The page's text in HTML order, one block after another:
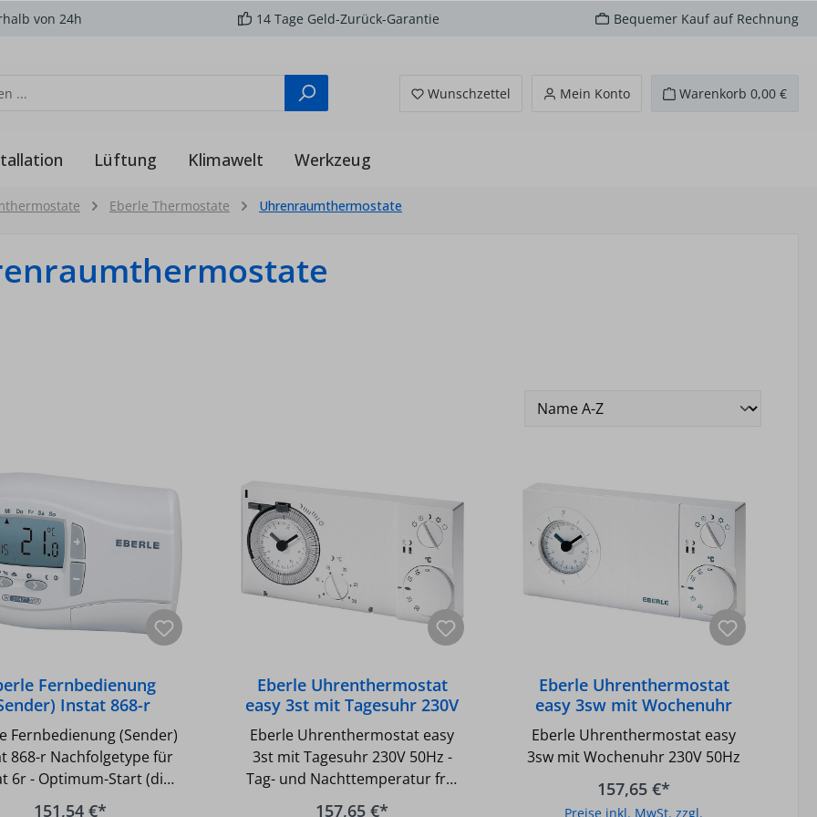
von 24h 14 Tage Geld-Zurück-Garantie Bequemer Kauf auf Rechnung
Wunschzettel Du hast 0 Produkte auf dem Merkzettel
Mein Konto Warenkorb 0,00 €
Lüftung Klimawelt Werkzeug
Eberle Thermostate Uhrenraumthermostate
Fernbedienung
Instat 868-r
für Instat 6r
Fernbedienung (Sender)
868-r Nachfolgetype für
Start (die
wird zur
151,54 €*
Eberle Uhrenthermostat
easy 3st mit Tagesuhr 230V
50Hz
Eberle Uhrenthermostat easy
3st mit Tagesuhr 230V 50Hz -
Tag- und Nachttemperatur frei
wählbar - Aufklappbarer Deckel -
157,65 €*
Eberle Uhrenthermostat
easy 3sw mit Wochenuhr
230V 50Hz
Eberle Uhrenthermostat easy
3sw mit Wochenuhr 230V 50Hz
157,65 €*
Preise inkl. MwSt. zzgl.